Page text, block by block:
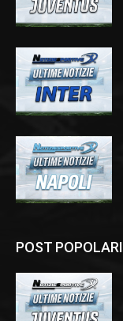
POST POPOLARI